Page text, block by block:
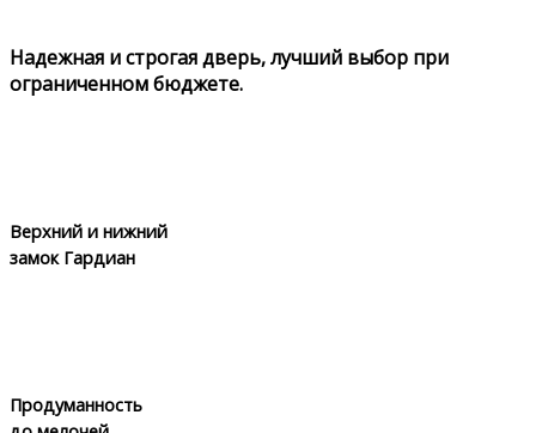
Надежная и строгая дверь, лучший выбор при
ограниченном бюджете.
Верхний и нижний
замок Гардиан
Продуманность